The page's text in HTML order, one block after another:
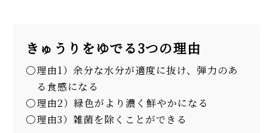
きゅうりをゆでる3つの理由
理由1）余分な水分が適度に抜け、弾力のあ
る食感になる
理由2）緑色がより濃く鮮やかになる
理由3）雑菌を除くことができる